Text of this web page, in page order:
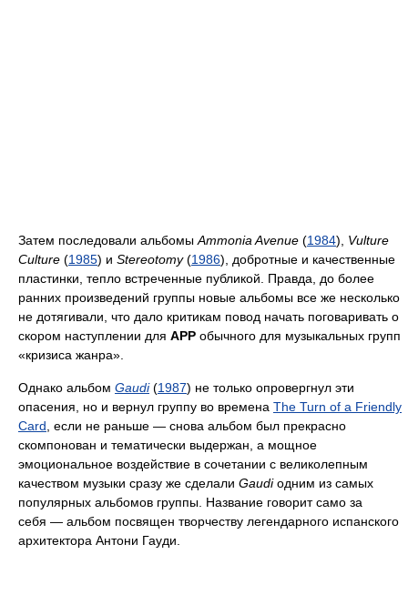
Затем последовали альбомыAmmonia Avenue (1984), Vulture
Culture (1985) и Stereotomy(1986), добротные и качественные
пластинки, тепло встреченные публикой. Правда, до более
ранних произведений группы новые альбомы все же несколько
не дотягивали, что дало критикам повод начать поговаривать о
скором наступлении для APP обычного для музыкальных групп
«кризиса жанра».
Однако альбом Gaudi(1987) не только опровергнул эти
опасения, но и вернул группу во времена The Turn of a Friendly
Card, если не раньше — снова альбом был прекрасно
скомпонован и тематически выдержан, а мощное
эмоциональное воздействие в сочетании с великолепным
качеством музыки сразу же сделали Gaudiодним из самых
популярных альбомов группы. Название говорит само за
себя — альбом посвящен творчеству легендарного испанского
архитектора Антони Гауди.